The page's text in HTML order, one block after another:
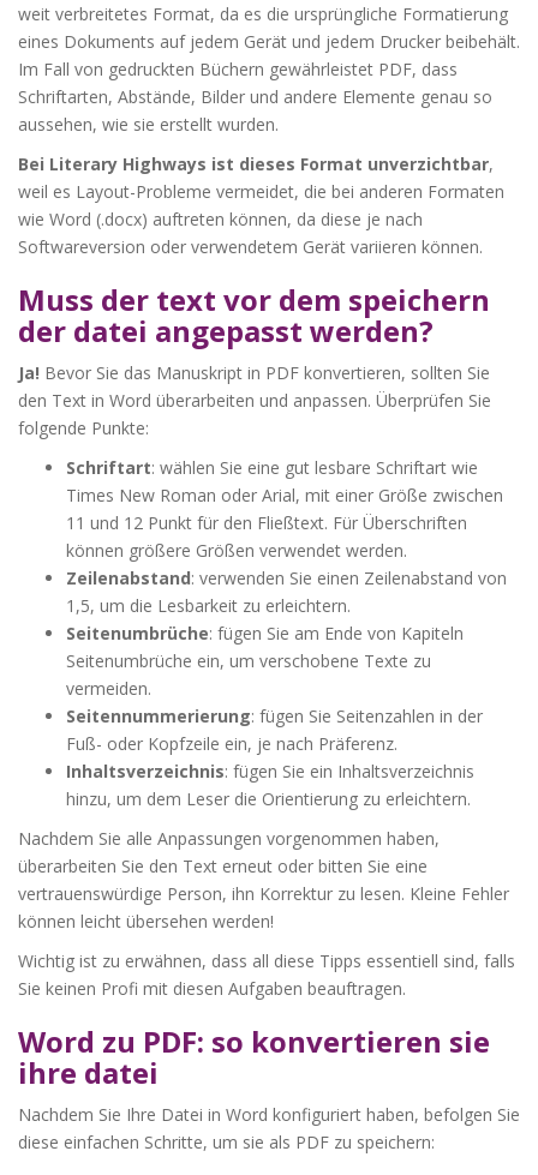
weit verbreitetes Format, da es die ursprüngliche Formatierung
eines Dokuments auf jedem Gerät und jedem Drucker beibehält.
Im Fall von gedruckten Büchern gewährleistet PDF, dass
Schriftarten, Abstände, Bilder und andere Elemente genau so
aussehen, wie sie erstellt wurden.
Bei Literary Highways ist dieses Format unverzichtbar,
weil es Layout-Probleme vermeidet, die bei anderen Formaten
wie Word (.docx) auftreten können, da diese je nach
Softwareversion oder verwendetem Gerät variieren können.
Muss der text vor dem speichern
der datei angepasst werden?
Ja! Bevor Sie das Manuskript in PDF konvertieren, sollten Sie
den Text in Word überarbeiten und anpassen. Überprüfen Sie
folgende Punkte:
Schriftart: wählen Sie eine gut lesbare Schriftart wie
Times New Roman oder Arial, mit einer Größe zwischen
11 und 12 Punkt für den Fließtext. Für Überschriften
können größere Größen verwendet werden.
Zeilenabstand: verwenden Sie einen Zeilenabstand von
1,5, um die Lesbarkeit zu erleichtern.
Seitenumbrüche: fügen Sie am Ende von Kapiteln
Seitenumbrüche ein, um verschobene Texte zu
vermeiden.
Seitennummerierung: fügen Sie Seitenzahlen in der
Fuß- oder Kopfzeile ein, je nach Präferenz.
Inhaltsverzeichnis: fügen Sie ein Inhaltsverzeichnis
hinzu, um dem Leser die Orientierung zu erleichtern.
Nachdem Sie alle Anpassungen vorgenommen haben,
überarbeiten Sie den Text erneut oder bitten Sie eine
vertrauenswürdige Person, ihn Korrektur zu lesen. Kleine Fehler
können leicht übersehen werden!
Wichtig ist zu erwähnen, dass all diese Tipps essentiell sind, falls
Sie keinen Profi mit diesen Aufgaben beauftragen.
Word zu PDF: so konvertieren sie
ihre datei
Nachdem Sie Ihre Datei in Word konfiguriert haben, befolgen Sie
diese einfachen Schritte, um sie als PDF zu speichern: